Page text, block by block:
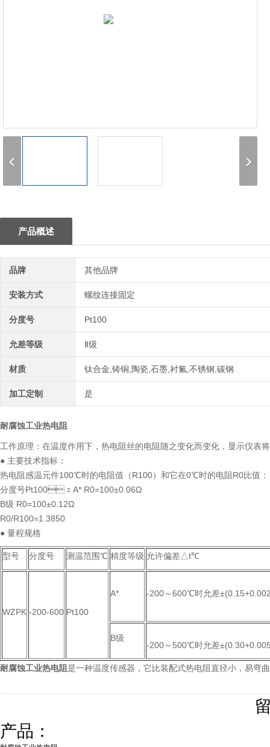
产品概述
品牌 其他品牌
安装方式 螺纹连接固定
分度号 Pt100
允差等级 Ⅱ级
材质 钛合金,铸铜,陶瓷,石墨,衬氟,不锈钢,碳钢
加工定制 是
耐腐蚀工业热电阻
工作原理：在温度作用下，热电阻丝的电阻随之变化而变化，显示仪
● 主要技术指标：
热电阻感温元件100℃时的电阻值（R100）和它在0℃时的电阻R0比值
分度号Pt100：A* R0=100±0.06Ω
B级 R0=100±0.12Ω
R0/R100=1.3850
● 量程规格
型号 分度号 测温范围℃ 精度等级 允许偏差△t℃
WZPK -200-600 Pt100
A* -200～600℃时允差
B级
-200～500℃时允差
耐腐蚀工业热电阻是一种温度传感器，它比装配式热电阻直径小，易弯
产品：